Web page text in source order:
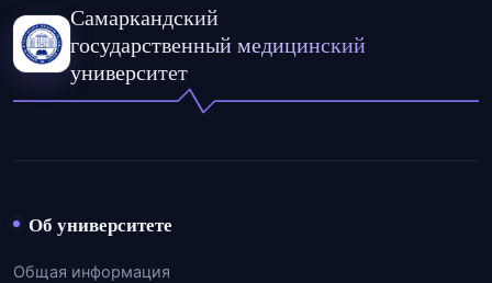
Самаркандский
государственный медицинский
университет
Об университете
Общая информация